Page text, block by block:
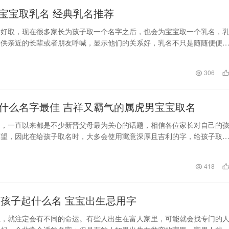
宝取乳名 经典乳名推荐
取，现在很多家长为孩子取一个名字之后，也会为宝宝取一个乳名，乳
亲近的长辈或者朋友呼喊，显示他们的关系好，乳名不只是随随便便就
306
属虎男取什么名字最佳 吉祥又霸气的属虎男宝宝取名
一直以来都是不少新晋父母最为关心的话题，相信各位家长对自己的孩
，因此在给孩子取名时，大多会使用寓意深厚且吉利的字，给孩子取一
418
子起什么名 宝宝出生忌用字
就注定会有不同的命运。有些人出生在富人家里，可能就会找专门的人